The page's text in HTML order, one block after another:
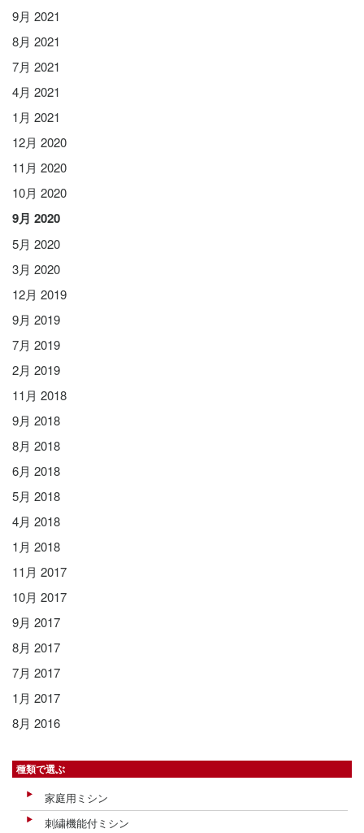
9月 2021
8月 2021
7月 2021
4月 2021
1月 2021
12月 2020
11月 2020
10月 2020
9月 2020
5月 2020
3月 2020
12月 2019
9月 2019
7月 2019
2月 2019
11月 2018
9月 2018
8月 2018
6月 2018
5月 2018
4月 2018
1月 2018
11月 2017
10月 2017
9月 2017
8月 2017
7月 2017
1月 2017
8月 2016
種類で選ぶ
家庭用ミシン
刺繍機能付ミシン